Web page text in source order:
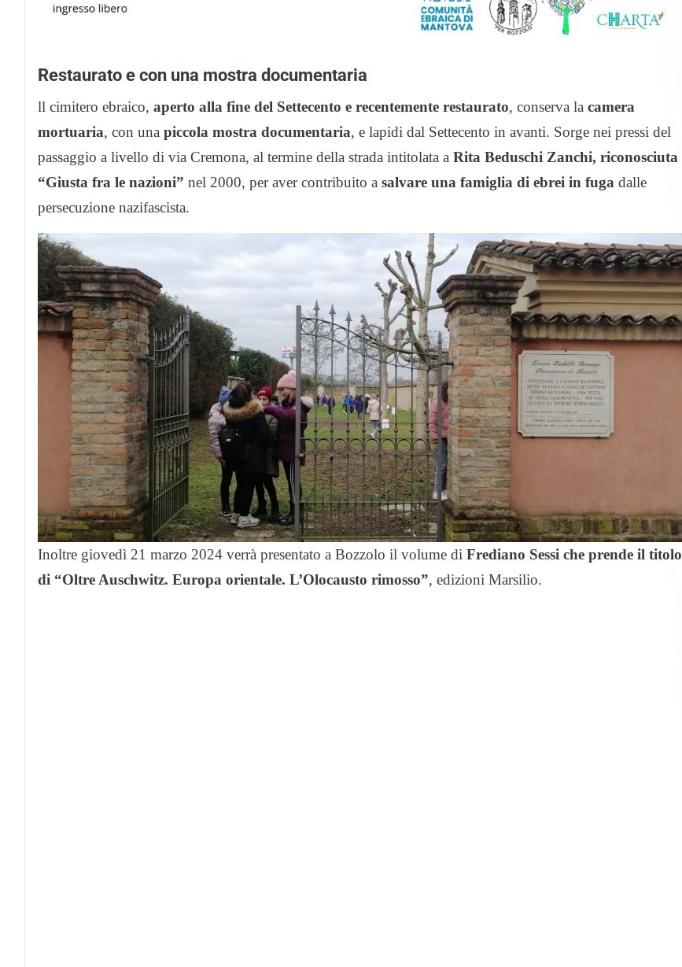
Restaurato e con una mostra documentaria
ll cimitero ebraico, aperto alla fine del Settecento e recentemente restaurato, conserva la camera
mortuaria, con una piccola mostra documentaria, e lapidi dal Settecento in avanti. Sorge nei pressi del
passaggio a livello di via Cremona, al termine della strada intitolata a Rita Beduschi Zanchi, riconosciuta
“Giusta fra le nazioni” nel 2000, per aver contribuito a salvare una famiglia di ebrei in fuga dalle
persecuzione nazifascista.
Inoltre giovedì 21 marzo 2024 verrà presentato a Bozzolo il volume di Frediano Sessi che prende il titolo
di “Oltre Auschwitz. Europa orientale. L’Olocausto rimosso”, edizioni Marsilio.